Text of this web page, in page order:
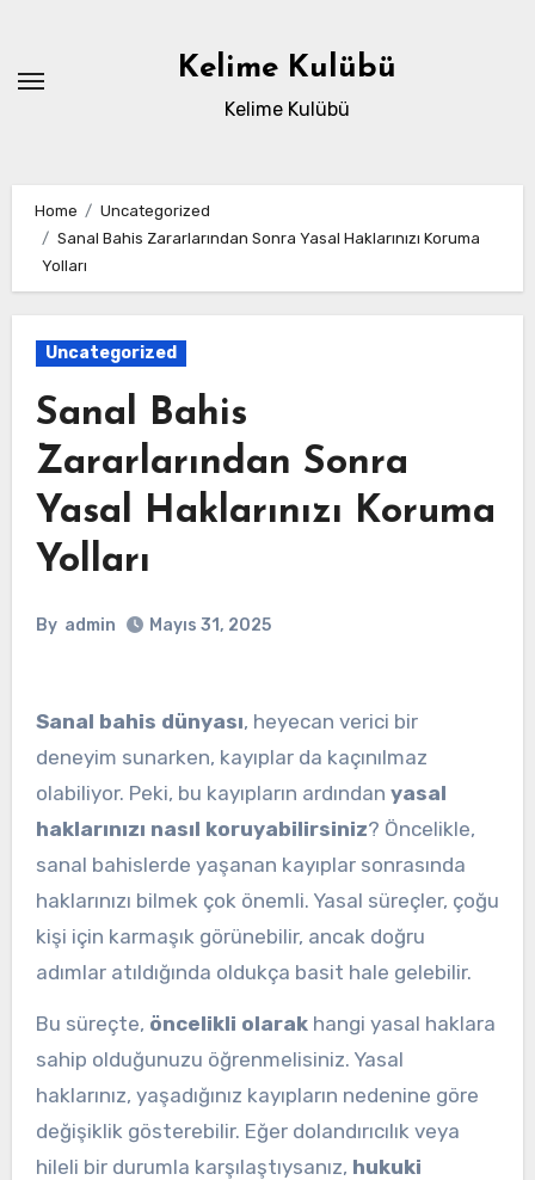
content
Kelime Kulübü
Kelime Kulübü
Home
Uncategorized
Sanal Bahis Zararlarından Sonra Yasal Haklarınızı Koruma
Yolları
Uncategorized
Sanal Bahis
Zararlarından Sonra
Yasal Haklarınızı Koruma
Yolları
By admin Mayıs 31, 2025
Sanal bahis dünyası, heyecan verici bir
deneyim sunarken, kayıplar da kaçınılmaz
olabiliyor. Peki, bu kayıpların ardından yasal
haklarınızı nasıl koruyabilirsiniz? Öncelikle,
sanal bahislerde yaşanan kayıplar sonrasında
haklarınızı bilmek çok önemli. Yasal süreçler, çoğu
kişi için karmaşık görünebilir, ancak doğru
adımlar atıldığında oldukça basit hale gelebilir.
Bu süreçte, öncelikli olarakhangi yasal haklara
sahip olduğunuzu öğrenmelisiniz. Yasal
haklarınız, yaşadığınız kayıpların nedenine göre
değişiklik gösterebilir. Eğer dolandırıcılık veya
hileli bir durumla karşılaştıysanız, hukuki